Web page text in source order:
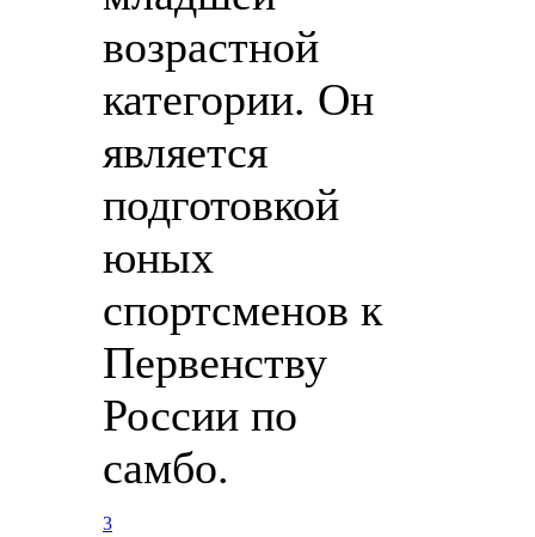
возрастной
категории. Он
является
подготовкой
юных
спортсменов к
Первенству
России по
самбо.
3